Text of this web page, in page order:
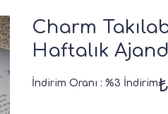
Charm
Haftalık
İndirim Oranı : %3 İndirim